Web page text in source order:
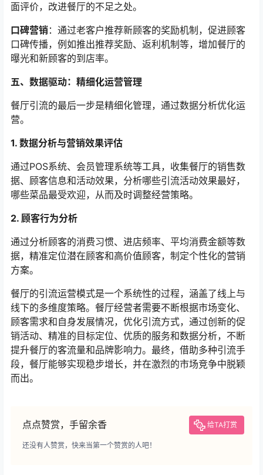
面评价，改进餐厅的不足之处。
口碑营销：通过老客户推荐新顾客的奖励机制，促进顾客
口碑传播，例如推出推荐奖励、返利机制等，增加餐厅的
曝光和新顾客的到店率。
五、数据驱动：精细化运营管理
餐厅引流的最后一步是精细化管理，通过数据分析优化运
营。
1. 数据分析与营销效果评估
通过POS系统、会员管理系统等工具，收集餐厅的销售数
据、顾客信息和活动效果，分析哪些引流活动效果最好，
哪些菜品最受欢迎，从而及时调整经营策略。
2. 顾客行为分析
通过分析顾客的消费习惯、进店频率、平均消费金额等数
据，精准定位潜在顾客和高价值顾客，制定个性化的营销
方案。
餐厅的引流运营模式是一个系统性的过程，涵盖了线上与
线下的多维度策略。餐厅经营者需要不断根据市场变化、
顾客需求和自身发展情况，优化引流方式，通过创新的促
销活动、精准的目标定位、优质的服务和数据分析，不断
提升餐厅的客流量和品牌影响力。最终，借助多种引流手
段，餐厅能够实现稳步增长，并在激烈的市场竞争中脱颖
而出。
点点赞赏，手留余香 给TA打赏
还没有人赞赏，快来当第一个赞赏的人吧！